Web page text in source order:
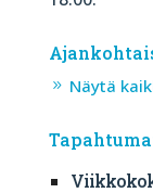
Näytä